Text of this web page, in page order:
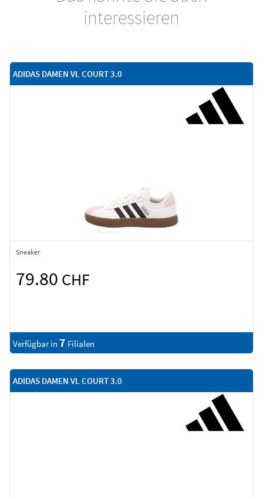
interessieren
ADIDAS DAMEN VL COURT 3.0
Sneaker
79.80 CHF
Verfügbar in 7 Filialen
ADIDAS DAMEN VL COURT 3.0